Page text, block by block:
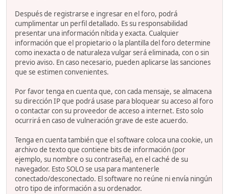
Después de registrarse e ingresar en el foro, podrá
cumplimentar un perfil detallado. Es su responsabilidad
presentar una información nítida y exacta. Cualquier
información que el propietario o la plantilla del foro determine
como inexacta o de naturaleza vulgar será eliminada, con o sin
previo aviso. En caso necesario, pueden aplicarse las sanciones
que se estimen convenientes.
Por favor tenga en cuenta que, con cada mensaje, se almacena
su dirección IP que podrá usase para bloquear su acceso al foro
o contactar con su proveedor de acceso a internet. Esto solo
ocurrirá en caso de vulneración grave de este acuerdo.
Tenga en cuenta también que el software coloca una cookie, un
archivo de texto que contiene bits de información (por
ejemplo, su nombre o su contraseña), en el caché de su
navegador. Esto SOLO se usa para mantenerle
conectado/desconectado. El software no reúne ni envía ningún
otro tipo de información a su ordenador.